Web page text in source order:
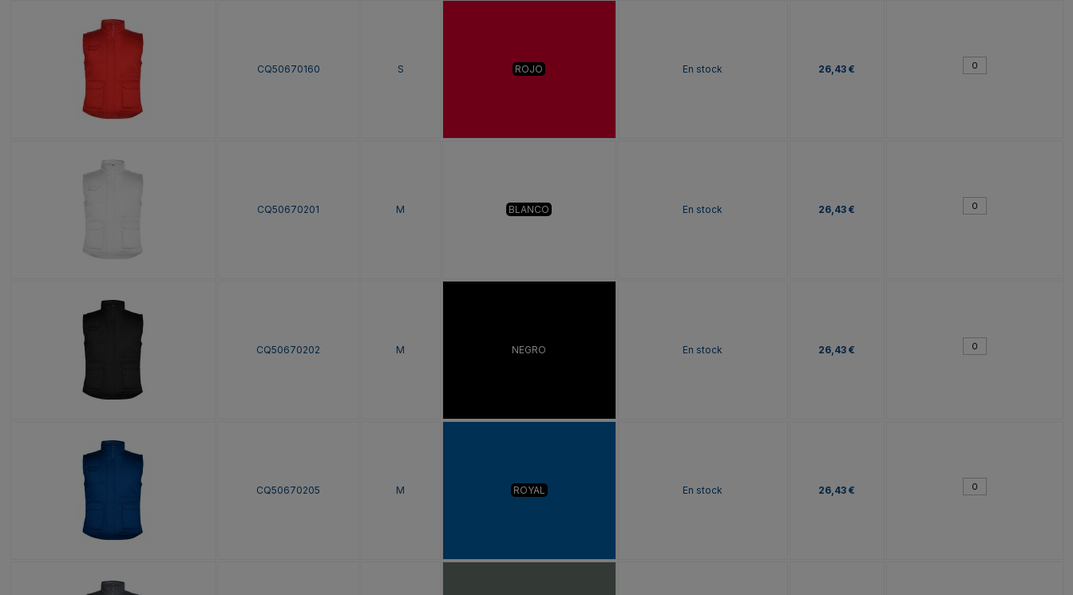
CQ50670160 S ROJO En stock 26,43 €
CQ50670201 M BLANCO En stock 26,43 €
CQ50670202 M NEGRO En stock 26,43 €
CQ50670205 M ROYAL En stock 26,43 €